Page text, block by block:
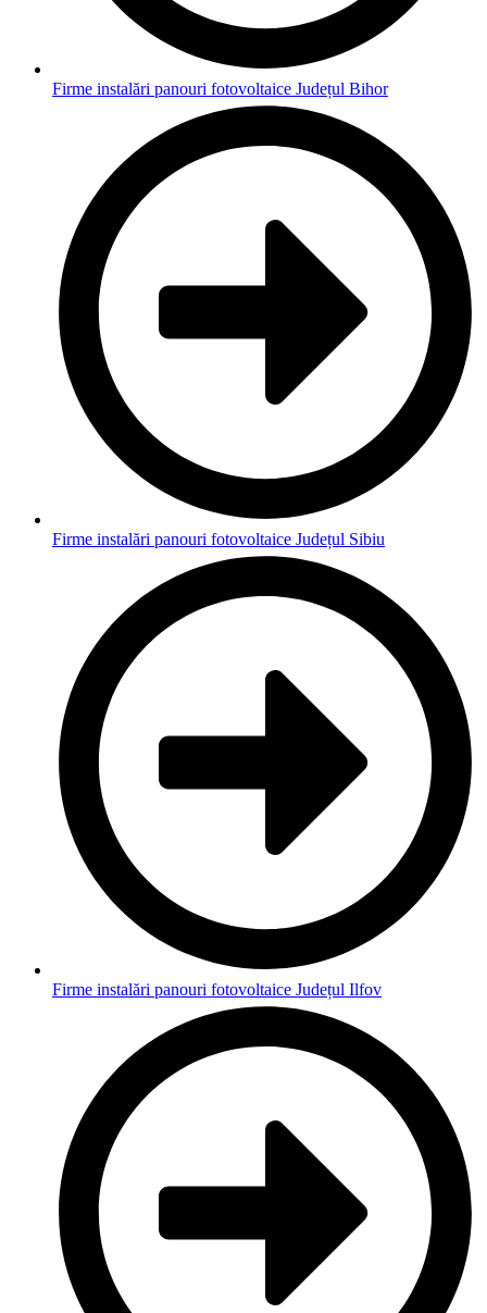
Firme instalări panouri fotovoltaice Județul Bihor
Firme instalări panouri fotovoltaice Județul Sibiu
Firme instalări panouri fotovoltaice Județul Ilfov